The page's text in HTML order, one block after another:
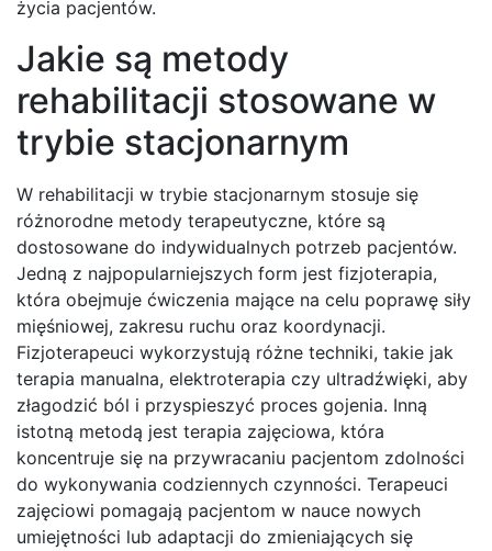
życia pacjentów.
Jakie są metody
rehabilitacji stosowane w
trybie stacjonarnym
W rehabilitacji w trybie stacjonarnym stosuje się
różnorodne metody terapeutyczne, które są
dostosowane do indywidualnych potrzeb pacjentów.
Jedną z najpopularniejszych form jest fizjoterapia,
która obejmuje ćwiczenia mające na celu poprawę siły
mięśniowej, zakresu ruchu oraz koordynacji.
Fizjoterapeuci wykorzystują różne techniki, takie jak
terapia manualna, elektroterapia czy ultradźwięki, aby
złagodzić ból i przyspieszyć proces gojenia. Inną
istotną metodą jest terapia zajęciowa, która
koncentruje się na przywracaniu pacjentom zdolności
do wykonywania codziennych czynności. Terapeuci
zajęciowi pomagają pacjentom w nauce nowych
umiejętności lub adaptacji do zmieniających się